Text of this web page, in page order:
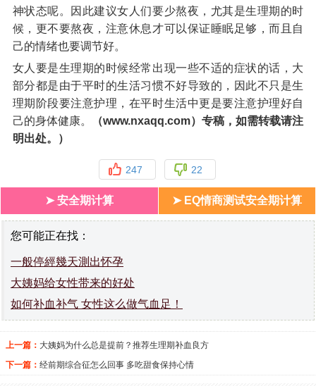
神状态呢。因此建议女人们要少熬夜，尤其是生理期的时
候，更不要熬夜，注意休息才可以保证睡眠足够，而且自
己的情绪也要调节好。
女人要是生理期的时候经常出现一些不适的症状的话，大
部分都是由于平时的生活习惯不好导致的，因此不只是生
理期阶段要注意护理，在平时生活中更是要注意护理好自
己的身体健康。
（www.nxaqq.com）专稿，如需转载请注
明出处。）
247 22
➤ 安全期计算 ➤ EQ情商测试安全期计算
您可能正在找：
一般停經幾天測出怀孕
大姨妈给女性带来的好处
如何补血补气 女性这么做气血足！
上一篇： 大姨妈为什么总是提前？推荐生理期补血良方
下一篇： 经前期综合征怎么回事 多吃甜食保持心情